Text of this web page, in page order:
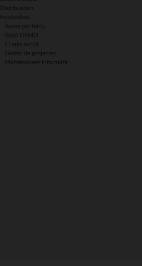
Distribuïdors
Incubadora
Anem per feina
BaaS DEMO
El més social
Gestor de projectes
Manteniment informàtic